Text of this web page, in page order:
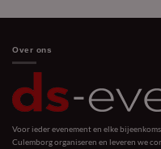
Over ons
Voor ieder evenement en elke
Culemborg organiseren en leveren we